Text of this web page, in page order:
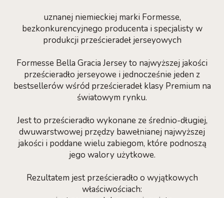
uznanej niemieckiej marki Formesse,
bezkonkurencyjnego producenta i specjalisty w
produkcji prześcieradeł jerseyowych
Formesse Bella Gracia Jersey to najwyższej jakości
prześcieradło jerseyowe i jednocześnie jeden z
bestsellerów wśród prześcieradeł klasy Premium na
światowym rynku.
Jest to prześcieradło wykonane ze średnio-długiej,
dwuwarstwowej przędzy bawełnianej najwyższej
jakości i poddane wielu zabiegom, które podnoszą
jego walory użytkowe.
Rezultatem jest prześcieradło o wyjątkowych
właściwościach: